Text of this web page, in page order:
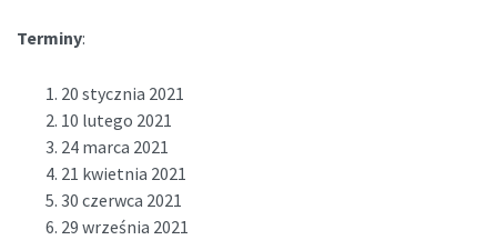
Terminy:
20 stycznia 2021
10 lutego 2021
24 marca 2021
21 kwietnia 2021
30 czerwca 2021
29 września 2021